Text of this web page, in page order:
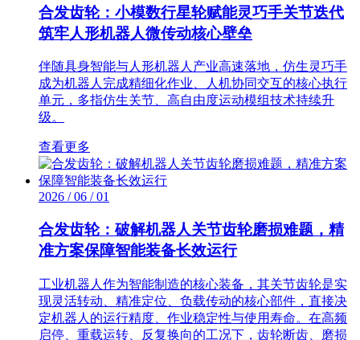
合发齿轮：小模数行星轮赋能灵巧手关节迭代
筑牢人形机器人微传动核心壁垒
伴随具身智能与人形机器人产业高速落地，仿生灵巧手
成为机器人完成精细化作业、人机协同交互的核心执行
单元，多指仿生关节、高自由度运动模组技术持续升
级。
查看更多
2026 / 06 / 01
合发齿轮：破解机器人关节齿轮磨损难题，精
准方案保障智能装备长效运行
工业机器人作为智能制造的核心装备，其关节齿轮是实
现灵活转动、精准定位、负载传动的核心部件，直接决
定机器人的运行精度、作业稳定性与使用寿命。在高频
启停、重载运转、反复换向的工况下，齿轮断齿、磨损